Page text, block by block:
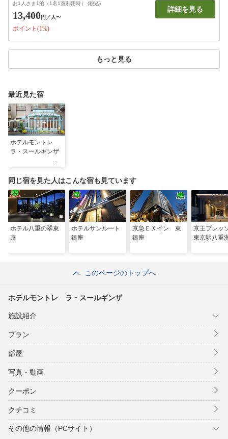
お1人さま1泊（1名1室利用時） (税込)
13,400円 ／人〜
ポイント(1%)
詳細を見る
もっと見る
最近見た宿
ホテルモントレ
ラ・スールギンザ
同じ宿を見た人はこんな宿も見ています
ホテル八重の翠東
京
ホテルサンルート
銀座
京急ＥＸイン 東
銀座
京王プレッ
東京駅八重
このページのトップへ
ホテルモントレ ラ・スールギンザ
施設紹介
プラン
部屋
写真・動画
クーポン
クチコミ
その他の情報（PCサイト）